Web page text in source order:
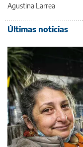
Agustina Larrea
Últimas noticias